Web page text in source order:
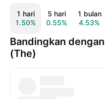
1 hari
1.50%
5 hari
0.55%
1 bulan
4.53%
Bandingkan
(The)